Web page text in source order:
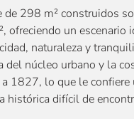
de 298 m² construidos
ofreciendo un escenario
naturaleza y
del núcleo urbano y la
1827, lo que le confiere
histórica difícil de